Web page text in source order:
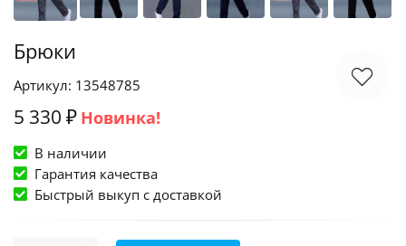
Брюки
Артикул: 13548785
5 330 ₽ Новинка!
В наличии
Гарантия качества
Быстрый выкуп c доставкой